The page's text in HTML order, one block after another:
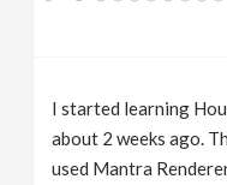
I started learning
about 2 weeks ago.
used Mantra